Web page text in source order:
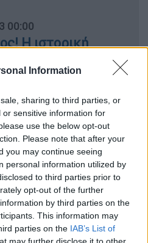
Information
sharing to third parties, or
sensitive information for
use the below opt-out
Please note that after your
you may continue seeing
personal information utilized by
to third parties prior to
opt-out of the further
by third parties on the
This information may
parties on the IAB’s List of
00:00
Η ιστορική
Νικηφόρος Φωκάς
χήρα Θεοφανώ
στον Βόσπορο
τα Στενά από τους
και τότε
του, τον Ιωάννη